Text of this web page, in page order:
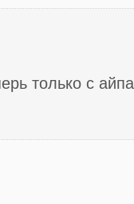
только с